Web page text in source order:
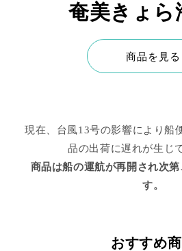
奄美きょら
商品を見る
現在、台風13号の影響により船
品の出荷に遅れが生じ
商品は船の運航が再開され次
す。
おすすめ